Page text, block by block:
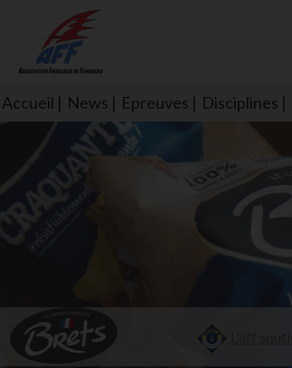
Accueil News Epreuves Disciplines